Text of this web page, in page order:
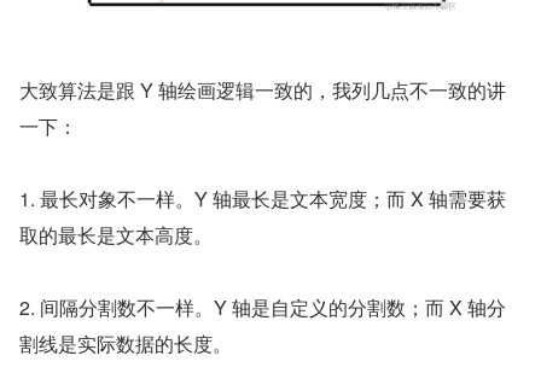
大致算法是跟 Y 轴绘画逻辑一致的，我列几点不一致的讲
一下：
1. 最长对象不一样。Y 轴最长是文本宽度；而 X 轴需要获
取的最长是文本高度。
2. 间隔分割数不一样。Y 轴是自定义的分割数；而 X 轴分
割线是实际数据的长度。